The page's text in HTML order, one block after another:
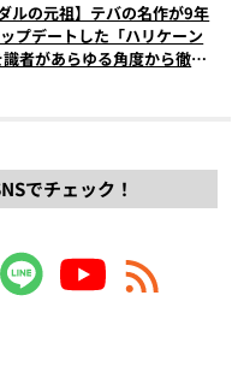
ルの元祖】テバの名作が9年
プデートした「ハリケーン
者があらゆる角度から徹底
でチェック！